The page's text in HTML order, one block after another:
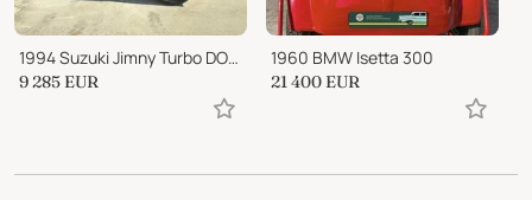
1994 Suzuki Jimny Turbo DOHC
9 285 EUR
1960 BMW Isetta 300
21 400 EUR